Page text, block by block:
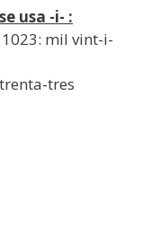
usa -i- :
mil vint-i-
tres